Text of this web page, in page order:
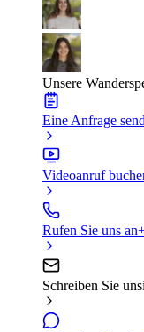
Unsere
Eine Anfrage
Videoanruf
Rufen Sie uns an
Schreiben Sie uns